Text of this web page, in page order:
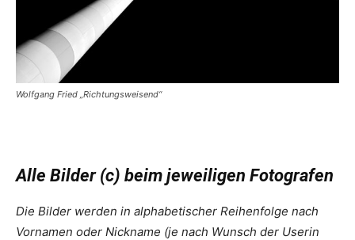
Wolfgang Fried „Richtungsweisend“
Alle Bilder (c) beim jeweiligen Fotografen
Die Bilder werden in alphabetischer Reihenfolge nach
Vornamen oder Nickname (je nach Wunsch der Userin